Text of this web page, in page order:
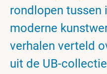
rondlopen tussen
moderne
verhalen verteld
uit de UB-